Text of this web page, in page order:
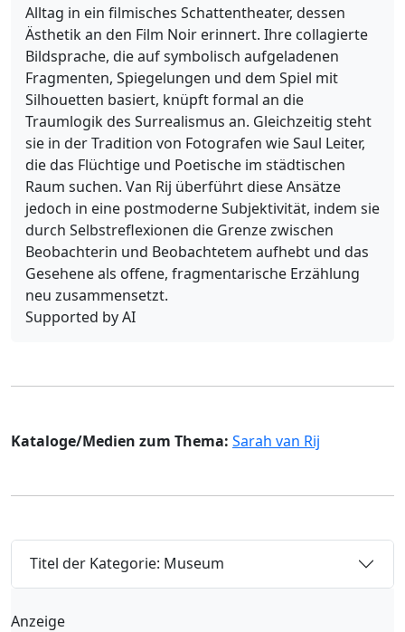
Alltag in ein filmisches Schattentheater, dessen
Ästhetik an den Film Noir erinnert. Ihre collagierte
Bildsprache, die auf symbolisch aufgeladenen
Fragmenten, Spiegelungen und dem Spiel mit
Silhouetten basiert, knüpft formal an die
Traumlogik des Surrealismus an. Gleichzeitig steht
sie in der Tradition von Fotografen wie Saul Leiter,
die das Flüchtige und Poetische im städtischen
Raum suchen. Van Rij überführt diese Ansätze
jedoch in eine postmoderne Subjektivität, indem sie
durch Selbstreflexionen die Grenze zwischen
Beobachterin und Beobachtetem aufhebt und das
Gesehene als offene, fragmentarische Erzählung
neu zusammensetzt.
Supported by AI
Kataloge/Medien zum Thema: Sarah van Rij
Titel der Kategorie: Museum
Anzeige